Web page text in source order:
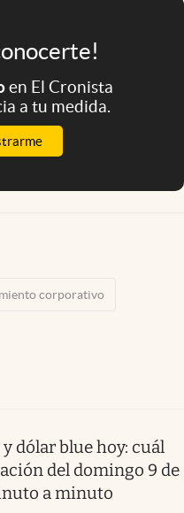
en El Cronista
a tu medida.
corporativo
dólar blue hoy: cuál
del domingo 9 de
a minuto